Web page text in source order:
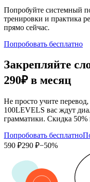
Попробуйте системный
тренировки и практика
прямо сейчас.
Попробовать бесплатно
Закрепляйте
290₽ в месяц
Не просто учите
100LEVELS вас ждут
грамматики. Скидка
Попробовать бесплатно
590 ₽290 ₽−50%